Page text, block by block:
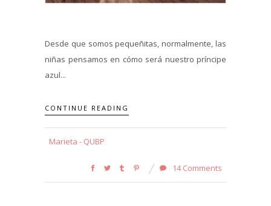
Desde que somos pequeñitas, normalmente, las
niñas pensamos en cómo será nuestro príncipe
azul...
CONTINUE READING
Marieta - QUBP
14 Comments